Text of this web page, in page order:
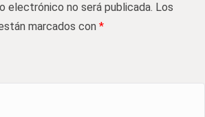
electrónico no será publicada. Los
marcados con *